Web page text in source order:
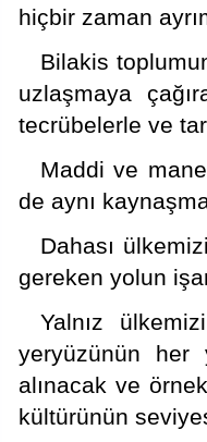
hiçbir zaman
Bilakis
uzlaşmaya
tecrübelerle ve
Maddi ve
de aynı
Dahası
gereken yolun
Yalnız
yeryüzünün her
alınacak ve
kültürünün